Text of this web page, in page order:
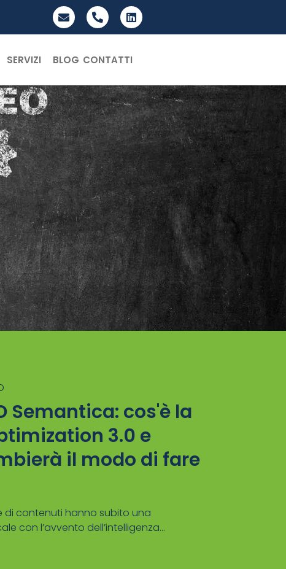
SERVIZI BLOG CONTATTI
Semantica: cos'è la
3.0 e
il modo di fare
di contenuti hanno subito una
con l’avvento dell’intelligenza...